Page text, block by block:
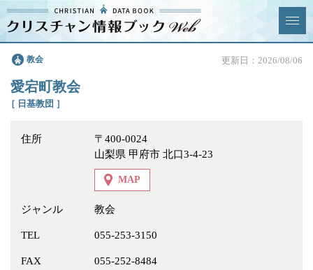
クリスチャン
情報ブックとは
News & Topics
よくあるご質問
教会
教会 更新日：2026/08/06
愛宕町教会
［ 日基教団 ］
住所
〒400-0024
山梨県 甲府市 北口3-4-23
MAP
ジャンル 教会
TEL 055-253-3150
FAX 055-252-8484